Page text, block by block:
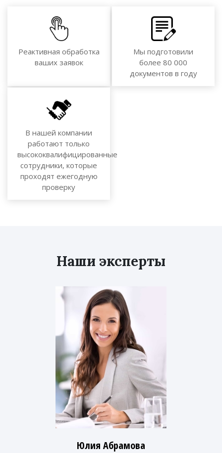
Реактивная обработка
ваших заявок
Мы подготовили
более 80 000
документов в году
В нашей компании
работают только
высококвалифицированные
сотрудники, которые
проходят ежегодную
проверку
Наши эксперты
Юлия Абрамова